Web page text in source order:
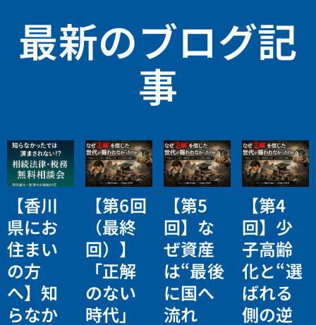
最新のブログ記
事
【香川
県にお
住まい
の方
へ】知
らなか
【第6回
（最終
回）】
「正解
のない
時代」
【第5
回】な
ぜ資産
は“最後
に国へ
流れ
【第4
回】少
子高齢
化と“選
ばれる
側の逆